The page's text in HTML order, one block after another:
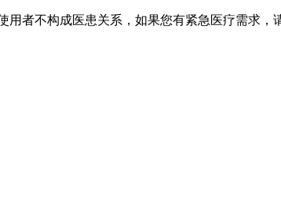
用者不构成医患关系，如果您有紧急医疗需求